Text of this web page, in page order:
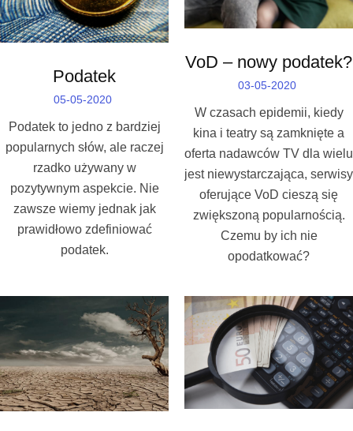
Podatek
05-05-2020
Podatek to jedno z bardziej
popularnych słów, ale raczej
rzadko używany w
pozytywnym aspekcie. Nie
zawsze wiemy jednak jak
prawidłowo zdefiniować
podatek.
VoD – nowy podatek?
03-05-2020
W czasach epidemii, kiedy
kina i teatry są zamknięte a
oferta nadawców TV dla wielu
jest niewystarczająca, serwisy
oferujące VoD cieszą się
zwiększoną popularnością.
Czemu by ich nie
opodatkować?